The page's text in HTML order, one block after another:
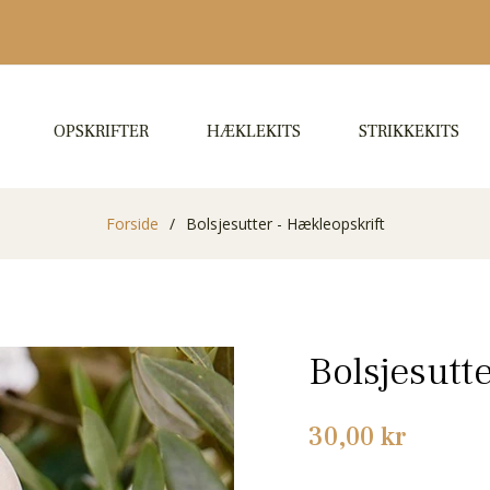
OPSKRIFTER HÆKLEKITS STRIKKEKITS
Forside / Bolsjesutter - Hækleopskrift
Normalpris
30,00 kr